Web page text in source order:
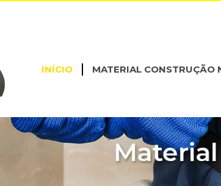
INÍCIO MATERIAL CONSTRUÇÃO